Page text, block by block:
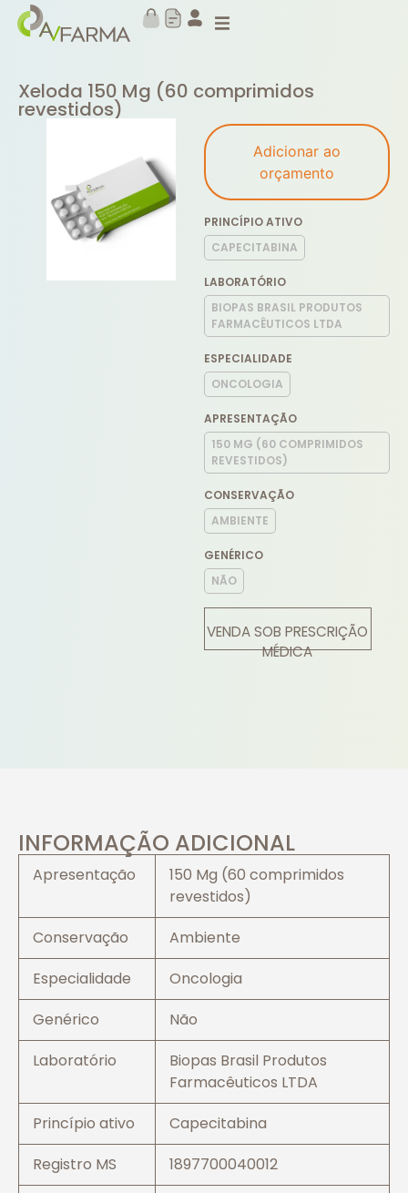
Xeloda 150 Mg (60 comprimidos
revestidos)
Adicionar ao
orçamento
PRINCÍPIO ATIVO
CAPECITABINA
LABORATÓRIO
BIOPAS BRASIL PRODUTOS
FARMACÊUTICOS LTDA
ESPECIALIDADE
ONCOLOGIA
APRESENTAÇÃO
150 MG (60 COMPRIMIDOS
REVESTIDOS)
CONSERVAÇÃO
AMBIENTE
GENÉRICO
NÃO
VENDA SOB PRESCRIÇÃO
MÉDICA
INFORMAÇÃO ADICIONAL
Apresentação
150 Mg (60 comprimidos
revestidos)
Conservação
Ambiente
Especialidade
Oncologia
Genérico
Não
Laboratório
Biopas Brasil Produtos
Farmacêuticos LTDA
Princípio ativo
Capecitabina
Registro MS
1897700040012